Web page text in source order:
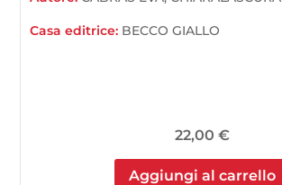
Casa editrice: BECCO GIALLO
22,00 €
Aggiungi al carrello